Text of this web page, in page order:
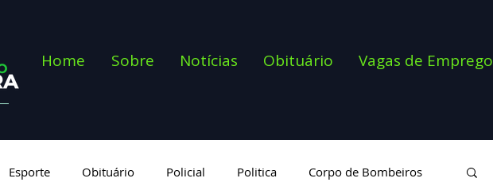
Home Sobre Notícias Obituário Vagas de Emprego
Esporte Obituário Policial Politica Corpo de Bombeiros